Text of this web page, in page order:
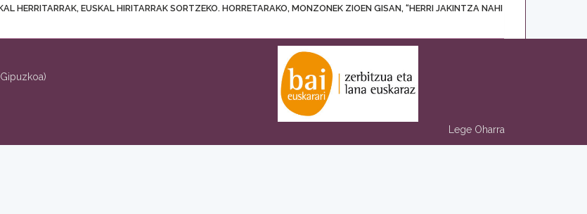
HERRITARRAK, EUSKAL HIRITARRAK SORTZEKO. HORRETARAKO, MONZONEK ZIOEN GISAN, “HERRI JAKINTZA NAHI
Lege Oharra